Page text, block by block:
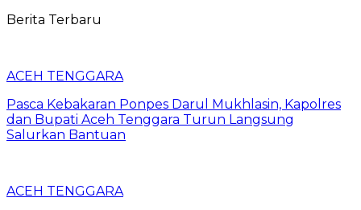
Berita Terbaru
ACEH TENGGARA
Pasca Kebakaran Ponpes Darul Mukhlasin, Kapolres
dan Bupati Aceh Tenggara Turun Langsung
Salurkan Bantuan
ACEH TENGGARA